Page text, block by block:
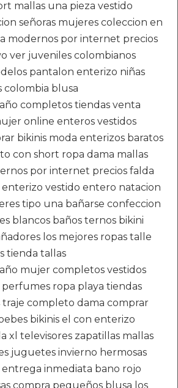
mallas una pieza vestido
señoras mujeres coleccion en
modernos por internet precios
ver juveniles colombianos
pantalon enterizo niñas
colombia blusa
completos tiendas venta
online enteros vestidos
bikinis moda enterizos baratos
con short ropa dama mallas
por internet precios falda
vestido entero natacion
tipo una bañarse confeccion
blancos baños ternos bikini
los mejores ropas talle
tienda tallas
mujer completos vestidos
ropa playa tiendas
traje completo dama comprar
bikinis el con enterizo
xl televisores zapatillas mallas
juguetes invierno hermosas
inmediata bano rojo
compra pequeños blusa los